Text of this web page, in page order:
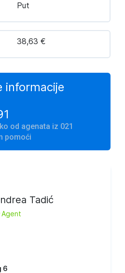
Put
38,63 €
informacije
od agenata iz 021
pomoći
Tadić
Agent
6